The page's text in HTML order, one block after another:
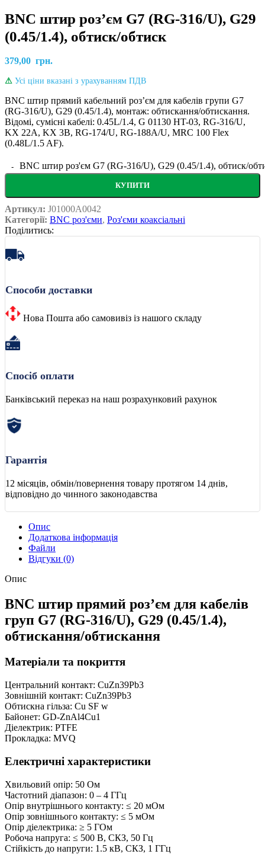
BNС штир роз’єм G7 (RG-316/U), G29
(0.45/1.4), обтиск/обтиск
379,00 грн.
⚠ Усі ціни вказані з урахуванням ПДВ
BNC штир прямий кабельний розʼєм для кабелів групи G7
(RG-316/U), G29 (0.45/1.4), монтаж: обтискання/обтискання.
Відомі, сумісні кабелі: 0.45L/1.4, G 01130 HT-03, RG-316/U,
KX 22A, KX 3B, RG-174/U, RG-188A/U, MRC 100 Flex
(0.48L/1.5 AF).
BNС штир роз'єм G7 (RG-316/U), G29 (0.45/1.4), обтиск/
КУПИТИ
Артикул: J01000A0042
Категорії: BNC роз'єми, Роз'єми коаксіальні
Поділитись:
Способи доставки
Нова Пошта або самовивіз із нашого складу
Спосіб оплати
Банківський переказ на наш розрахунковий рахунок
Гарантія
12 місяців, обмін/повернення товару протягом 14 днів,
відповідно до чинного законодавства
Опис
Додаткова інформація
Файли
Відгуки (0)
Опис
BNC штир прямий розʼєм для кабелів
груп G7 (RG-316/U), G29 (0.45/1.4),
обтискання/обтискання
Матеріали та покриття
Центральний контакт: CuZn39Pb3
Зовнішній контакт: CuZn39Pb3
Обтискна гільза: Cu SF w
Байонет: GD-ZnAl4Cu1
Діелектрик: PTFE
Прокладка: MVQ
Електричні характеристики
Хвильовий опір: 50 Ом
Частотний діапазон: 0 – 4 ГГц
Опір внутрішнього контакту: ≤ 20 мОм
Опір зовнішнього контакту: ≤ 5 мОм
Опір діелектрика: ≥ 5 ГОм
Робоча напруга: ≤ 500 В, СКЗ, 50 Гц
Стійкість до напруги: 1.5 кВ, СКЗ, 1 ГГц